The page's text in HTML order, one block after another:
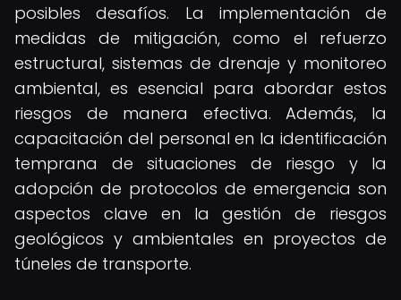
posibles desafíos. La implementación de
medidas de mitigación, como el refuerzo
estructural, sistemas de drenaje y monitoreo
ambiental, es esencial para abordar estos
riesgos de manera efectiva. Además, la
capacitación del personal en la identificación
temprana de situaciones de riesgo y la
adopción de protocolos de emergencia son
aspectos clave en la gestión de riesgos
geológicos y ambientales en proyectos de
túneles de transporte.